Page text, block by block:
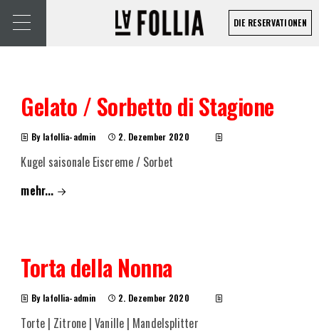
DIE RESERVATIONEN
Gelato / Sorbetto di Stagione
By lafollia-admin 2. Dezember 2020
Kugel saisonale Eiscreme / Sorbet
mehr...
Torta della Nonna
By lafollia-admin 2. Dezember 2020
Torte | Zitrone | Vanille | Mandelsplitter